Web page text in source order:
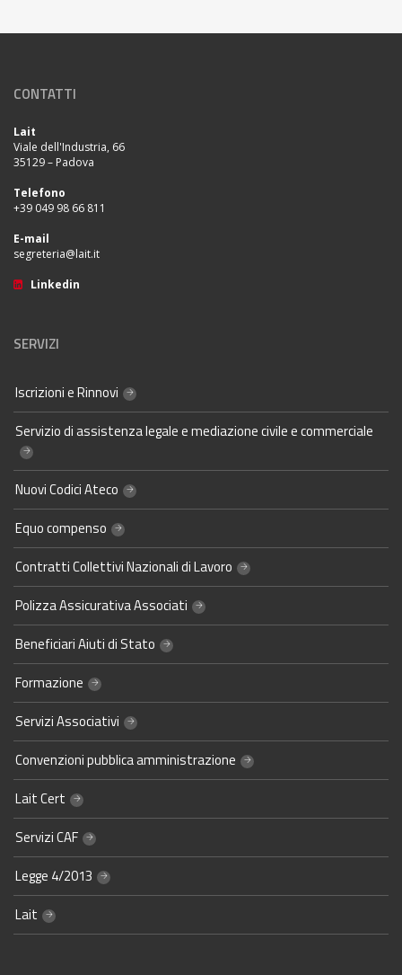
CONTATTI
Lait
Viale dell'Industria, 66
35129 – Padova
Telefono
+39 049 98 66 811
E-mail
segreteria@lait.it
Linkedin
SERVIZI
Iscrizioni e Rinnovi
Servizio di assistenza legale e mediazione civile e commerciale
Nuovi Codici Ateco
Equo compenso
Contratti Collettivi Nazionali di Lavoro
Polizza Assicurativa Associati
Beneficiari Aiuti di Stato
Formazione
Servizi Associativi
Convenzioni pubblica amministrazione
Lait Cert
Servizi CAF
Legge 4/2013
Lait